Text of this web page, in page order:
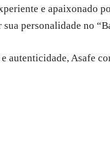
e apaixonado
personalidade no
autenticidade, Asafe